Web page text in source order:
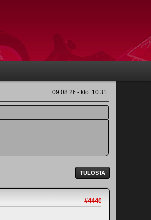
09.08.26 - klo: 10.31
TULOSTA
#4440